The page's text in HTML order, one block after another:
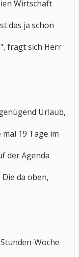
Wirtschaft
das ja schon
fragt sich Herr
Urlaub,
19 Tage im
der Agenda
da oben,
Woche